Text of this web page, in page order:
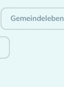
Gemeindeleben